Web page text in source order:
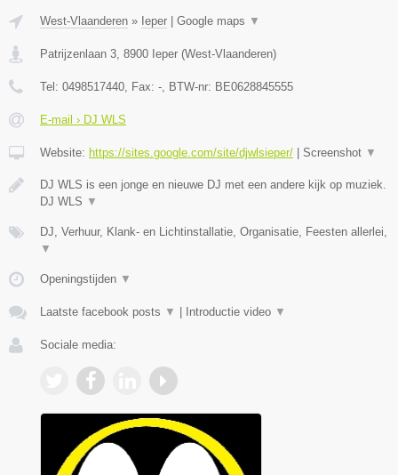
West-Vlaanderen » Ieper Google maps ▼
Patrijzenlaan 3, 8900 Ieper (West-Vlaanderen)
Tel: 0498517440, Fax: -, BTW-nr: BE0628845555
E-mail › DJ WLS
Website: https://sites.google.com/site/djwlsieper/ Screenshot ▼
DJ WLS is een jonge en nieuwe DJ met een andere kijk op muziek.
DJ WLS ▼
DJ, Verhuur, Klank- en Lichtinstallatie, Organisatie, Feesten allerlei,
▼
Openingstijden ▼
Laatste facebook posts ▼ Introductie video ▼
Sociale media: